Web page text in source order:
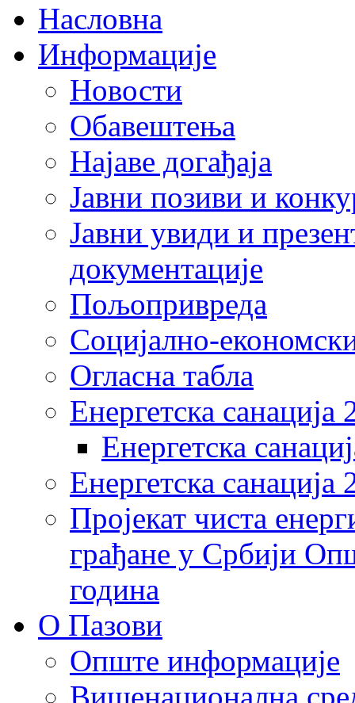
Насловна
Информације
Новости
Обавештења
Најаве догађаја
Јавни позиви и
Јавни увиди и
документације
Пољопривреда
Социјално-
Огласна табла
Енергетска санација
Енергетска
Енергетска
Пројекат чиста
грађане у Србији
година
О Пазови
Опште информације
Вишенационална